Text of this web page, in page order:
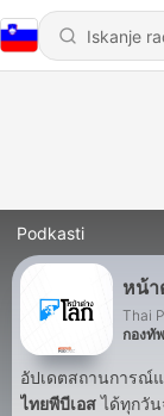
Podkasti
หน้า
Thai
กองทั
อัปเดตสถานการณ์
ไทยพีบีเอสได้ทุกวั